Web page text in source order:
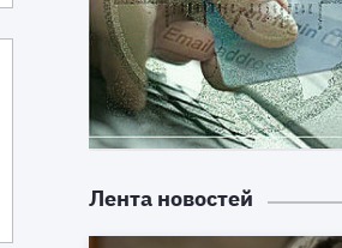
Лента новостей